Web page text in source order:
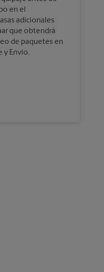
en el
adicionales
que obtendrá
de paquetes en
y Envío.